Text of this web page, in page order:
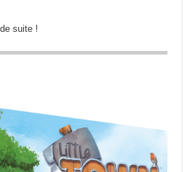
suite !